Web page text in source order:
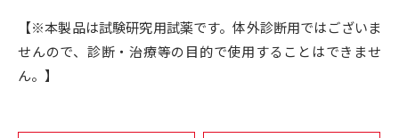
【※本製品は試験研究用試薬です。体外診断用ではございま
せんので、診断・治療等の目的で使用することはできませ
ん。】